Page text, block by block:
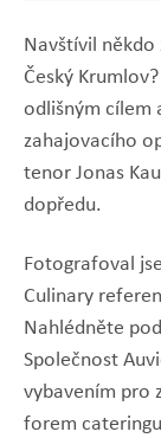
Navštívil
Český
odlišným cílem
zahajovacího
tenor Jonas
dopředu.
Fotografoval
Culinary
Nahlédněte
Společnost
vybavením pro
forem